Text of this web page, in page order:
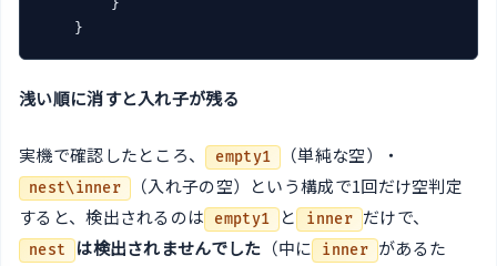
        }
    }
浅い順に消すと入れ子が残る
実機で確認したところ、 empty1 （単純な空）・
nest\inner
（入れ子の空）という構成で1回だけ空判定
すると、検出されるのは
empty1 と inner だけで、
nest は検出されませんでした （中に inner があるた